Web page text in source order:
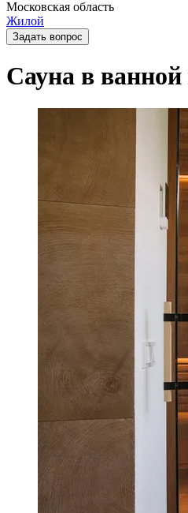
Московская область
Жилой
Задать вопрос
Сауна в